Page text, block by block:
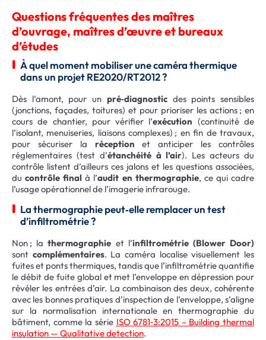
Questions fréquentes des maîtres
d’ouvrage, maîtres d’œuvre et bureaux
d’études
À quel moment mobiliser une caméra thermique
dans un projet RE2020/RT2012 ?
Dès l’amont, pour un pré‑diagnosticdes points sensibles
(jonctions, façades, toitures) et pour prioriser les actions ; en
cours de chantier, pour vérifier l’exécution (continuité de
l’isolant, menuiseries, liaisons complexes) ; en fin de travaux,
pour sécuriser la réception et anticiper les contrôles
réglementaires (test d’étanchéité à l’air). Les acteurs du
contrôle listent d’ailleurs ces jalons et les questions associées,
ducontrôle final à l’audit en thermographie, ce qui cadre
l’usage opérationnel de l’imagerie infrarouge.
La thermographie peut‑elle remplacer un test
d’infiltrométrie ?
Non ; lathermographie et l’infiltrométrie (Blower Door)
sont complémentaires. La caméra localise visuellement les
fuites et ponts thermiques, tandis que l’infiltrométrie quantifie
le débit de fuite global et met l’enveloppe en dépression pour
révéler les entrées d’air. La combinaison des deux, cohérente
avec les bonnes pratiques d’inspection de l’enveloppe, s’aligne
sur la normalisation internationale en thermographie du
bâtiment, comme la série ISO 6781‑3:2015 – Building thermal
insulation — Qualitative detection.